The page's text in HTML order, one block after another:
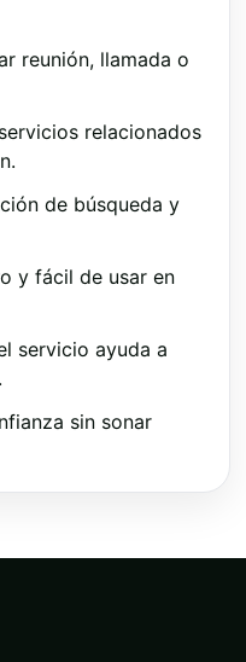
reunión, llamada o
relacionados
de búsqueda y
y fácil de usar en
servicio ayuda a
sin sonar